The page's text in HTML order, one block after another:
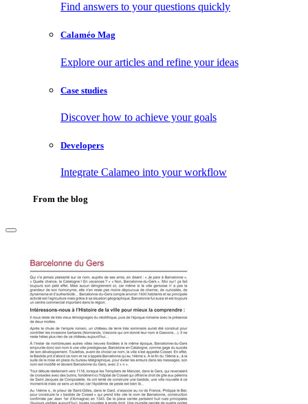
Find answers to your questions quickly
Calaméo Mag
Explore our articles and refine your ideas
Case studies
Discover how to achieve your goals
Developers
Integrate Calameo into your workflow
From the blog